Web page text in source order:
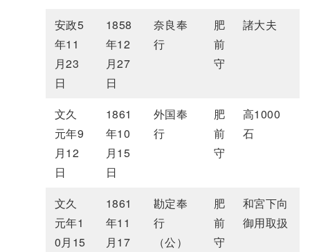
安政5
年11
月23
日
1858
年12
月27
日
奈良奉
行
肥
前
守
諸大夫
文久
元年9
月12
日
1861
年10
月15
日
外国奉
行
肥
前
守
高1000
石
文久
元年1
0月15
1861
年11
月17
勘定奉
行
（公）
肥
前
守
和宮下向
御用取扱